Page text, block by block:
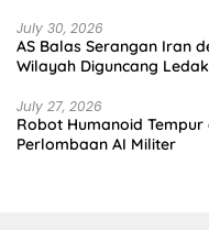
July 30, 2026
AS Balas Serangan Iran
Wilayah Diguncang
July 27, 2026
Robot Humanoid
Perlombaan AI Militer